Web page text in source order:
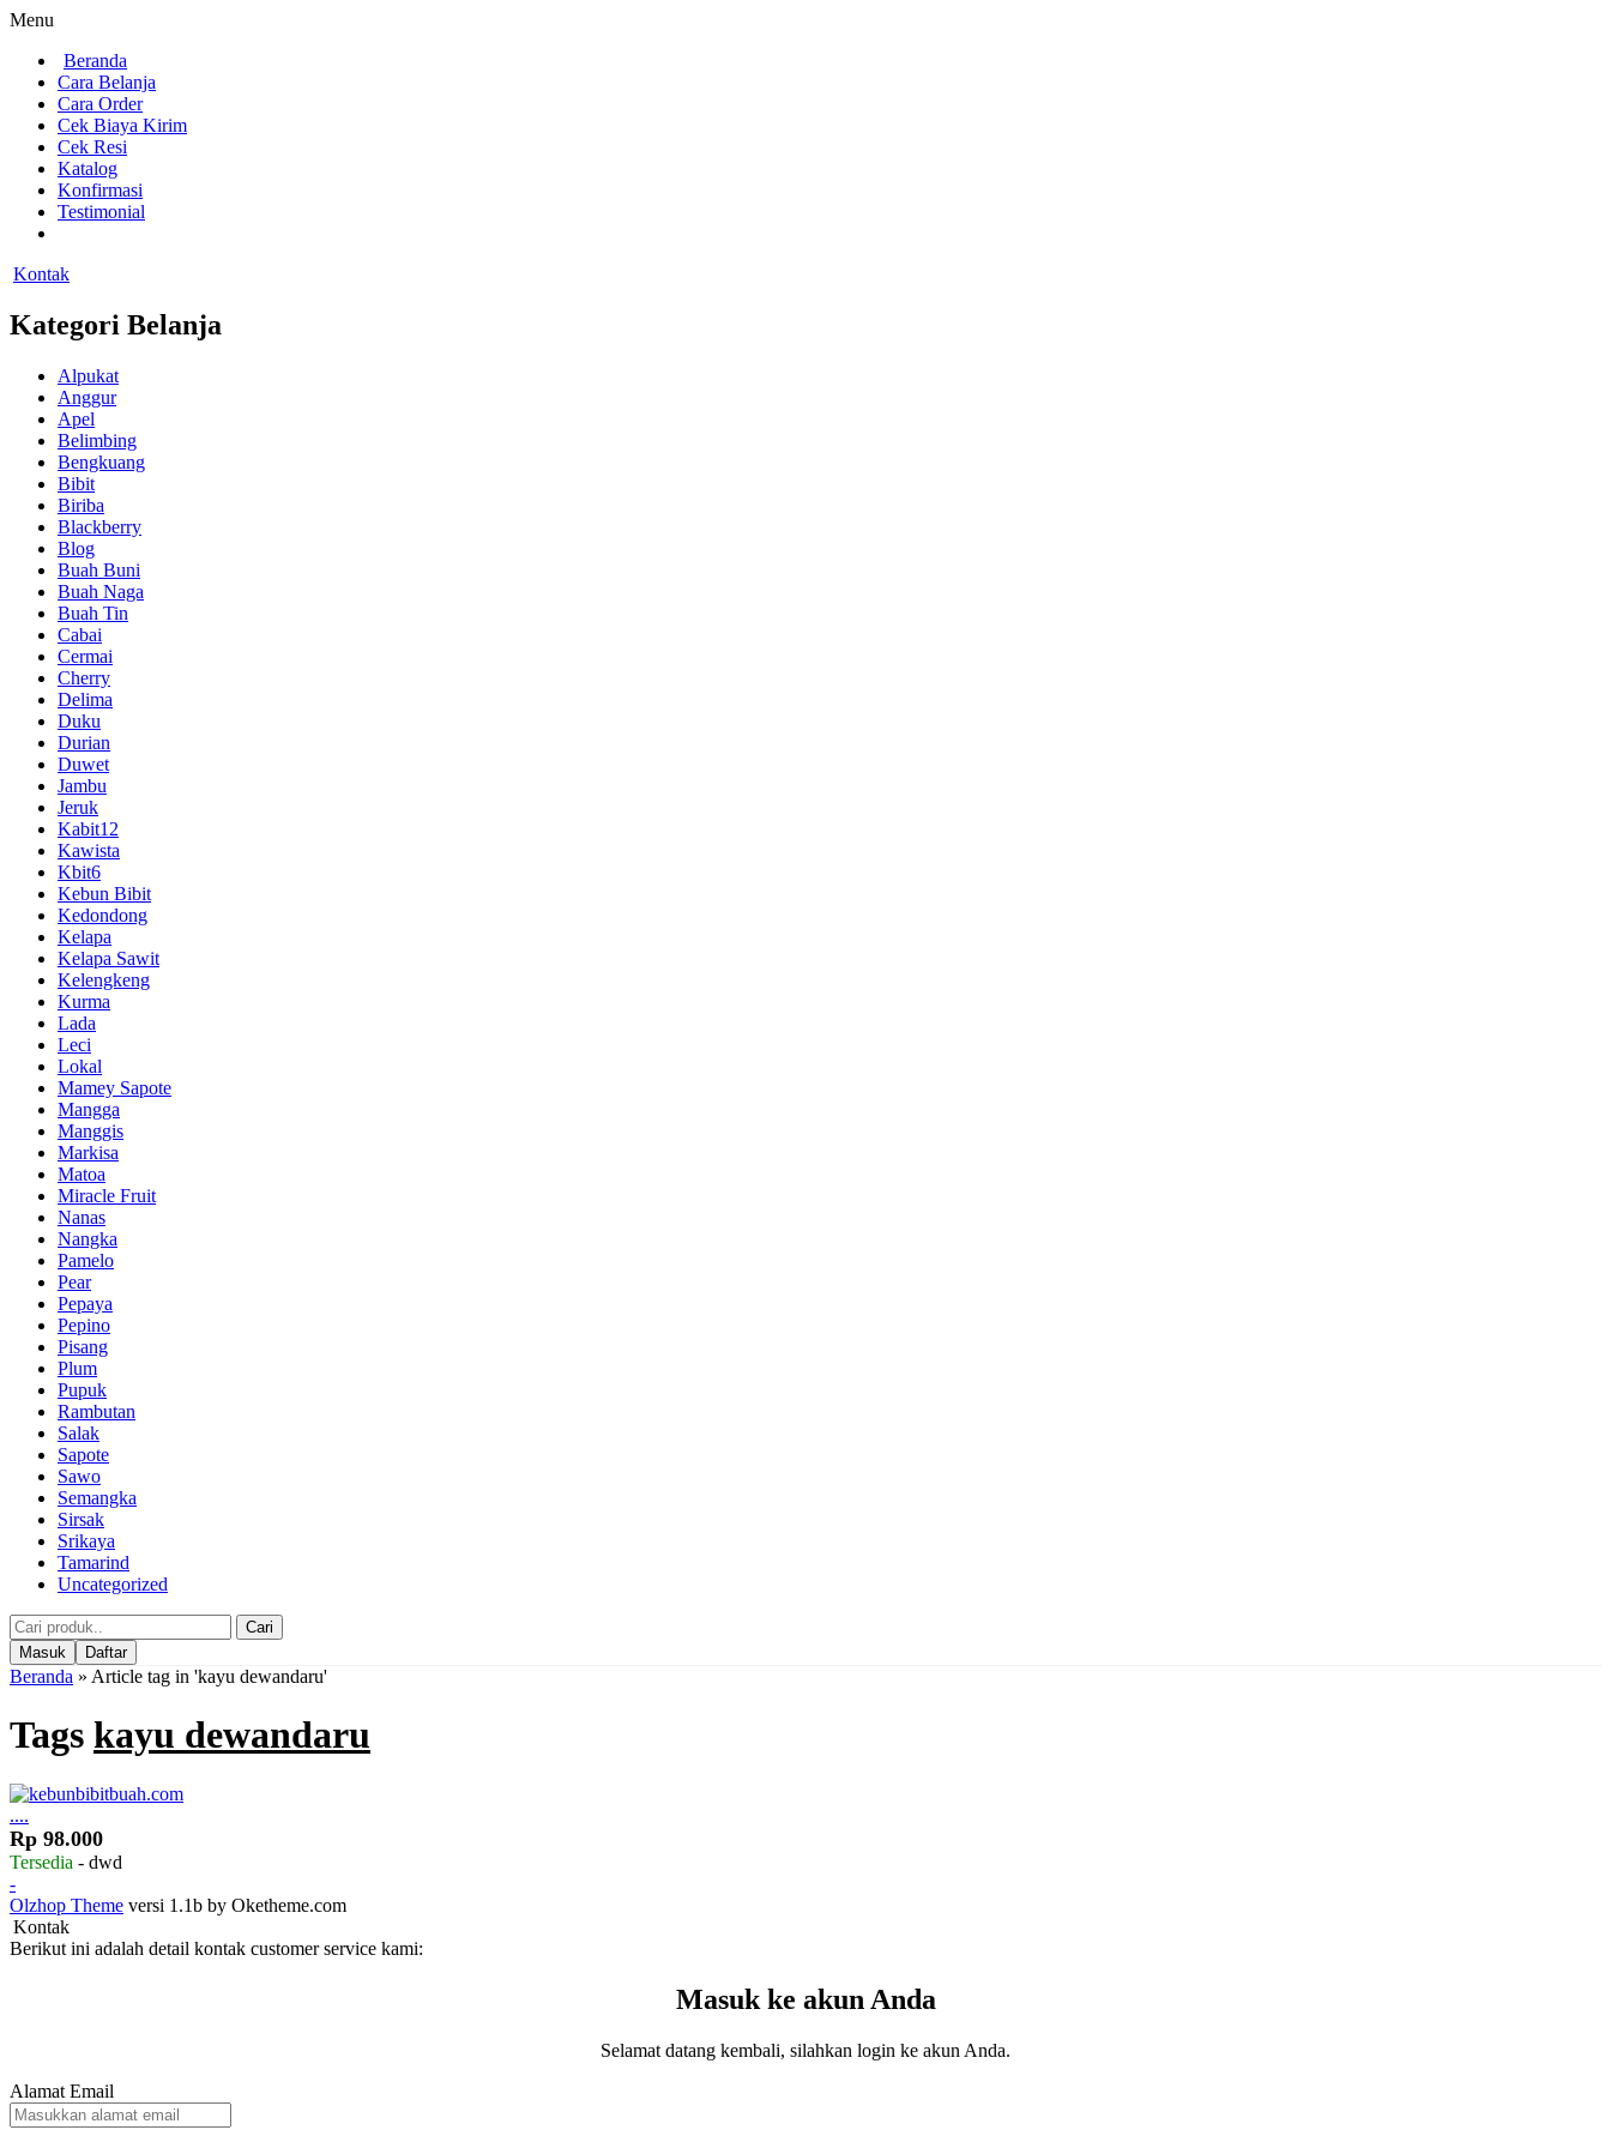
Menu
Beranda
Cara Belanja
Cara Order
Cek Biaya Kirim
Cek Resi
Katalog
Konfirmasi
Testimonial
Kontak
Kategori Belanja
Alpukat
Anggur
Apel
Belimbing
Bengkuang
Bibit
Biriba
Blackberry
Blog
Buah Buni
Buah Naga
Buah Tin
Cabai
Cermai
Cherry
Delima
Duku
Durian
Duwet
Jambu
Jeruk
Kabit12
Kawista
Kbit6
Kebun Bibit
Kedondong
Kelapa
Kelapa Sawit
Kelengkeng
Kurma
Lada
Leci
Lokal
Mamey Sapote
Mangga
Manggis
Markisa
Matoa
Miracle Fruit
Nanas
Nangka
Pamelo
Pear
Pepaya
Pepino
Pisang
Plum
Pupuk
Rambutan
Salak
Sapote
Sawo
Semangka
Sirsak
Srikaya
Tamarind
Uncategorized
Cari
Masuk
Daftar
Beranda » Article tag in 'kayu dewandaru'
Tags kayu dewandaru
....
Rp 98.000
Tersedia - dwd
-
Olzhop Theme versi 1.1b by Oketheme.com
Kontak
Berikut ini adalah detail kontak customer service kami:
Masuk ke akun Anda
Selamat datang kembali, silahkan login ke akun Anda.
Alamat Email